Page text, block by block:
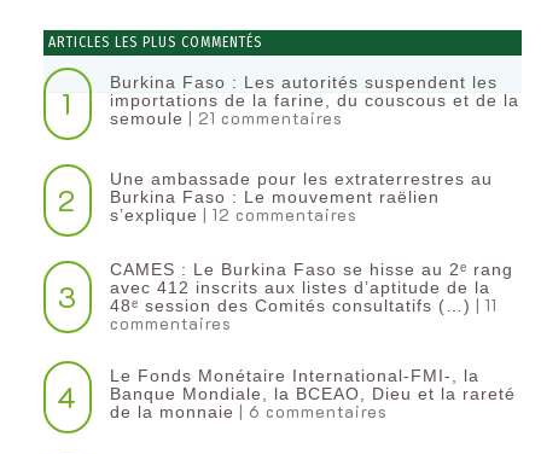
ARTICLES LES PLUS COMMENTÉS
1
Burkina Faso : Les autorités suspendent les
importations de la farine, du couscous et de la
semoule | 21 commentaires
2
Une ambassade pour les extraterrestres au
Burkina Faso : Le mouvement raëlien
s’explique | 12 commentaires
3
CAMES : Le Burkina Faso se hisse au 2ᵉ rang
avec 412 inscrits aux listes d’aptitude de la
48ᵉ session des Comités consultatifs (…) | 11
commentaires
4
Le Fonds Monétaire International-FMI-, la
Banque Mondiale, la BCEAO, Dieu et la rareté
de la monnaie | 6 commentaires